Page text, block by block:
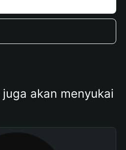
akan menyukai